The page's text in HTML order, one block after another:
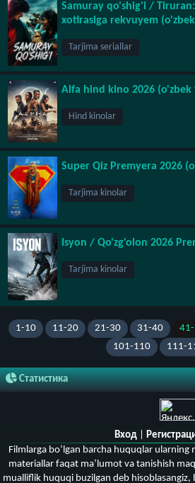
Samuray qo'shig'i /
xotirasiga rekvuyem
Tarjima seriallar
Alfa hind kino 2026 (o'zbek
Hind kinolar
Super Qiz Premyera 2026
Tarjima kinolar
Isyon / Qo'zg'olon 2026
Tarjima kinolar
1-10 11-20 21-30 31-40
101-110
111-
Статистика
Вход
Filmlarga bo‘lgan barcha huquqlar ularning
materiallar faqat ma’lumot va tanishish
mualliflik huquqi buzilgan deb hisoblasangiz,